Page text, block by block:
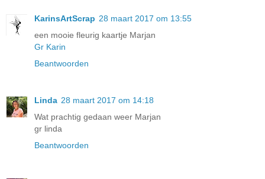
KarinsArtScrap 28 maart 2017 om 13:55
een mooie fleurig kaartje Marjan
Gr Karin
Beantwoorden
Linda 28 maart 2017 om 14:18
Wat prachtig gedaan weer Marjan
gr linda
Beantwoorden